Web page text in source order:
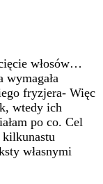
włosów…
fryzjera- Więc
wtedy ich
po co. Cel
kilkunastu
własnymi